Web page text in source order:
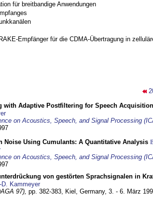
für breitbandige Anwendungen
Empfänger für die CDMA-Übertragung in
with Adaptive Postfiltering for Speech
on Acoustics, Speech, and Signal Processing
Noise Using Cumulants: A Quantitative Analysis
on Acoustics, Speech, and Signal Processing
von gestörten Sprachsignalen in
D. Kammeyer
97), pp. 382-383, Kiel, Germany, 3. - 6. März